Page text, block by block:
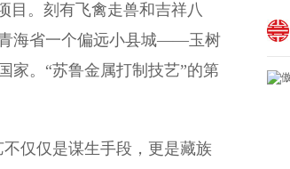
。刻有飞禽走兽和吉祥八
海省一个偏远小县城——玉树
家。“苏鲁金属打制技艺”的第
仅仅是谋生手段，更是藏族